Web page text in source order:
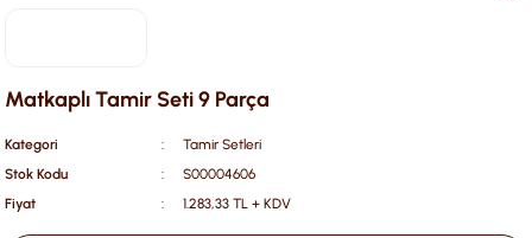
Matkaplı Tamir Seti 9 Parça
Kategori
Tamir Setleri
Stok Kodu
S00004606
Fiyat
1.283,33 TL + KDV